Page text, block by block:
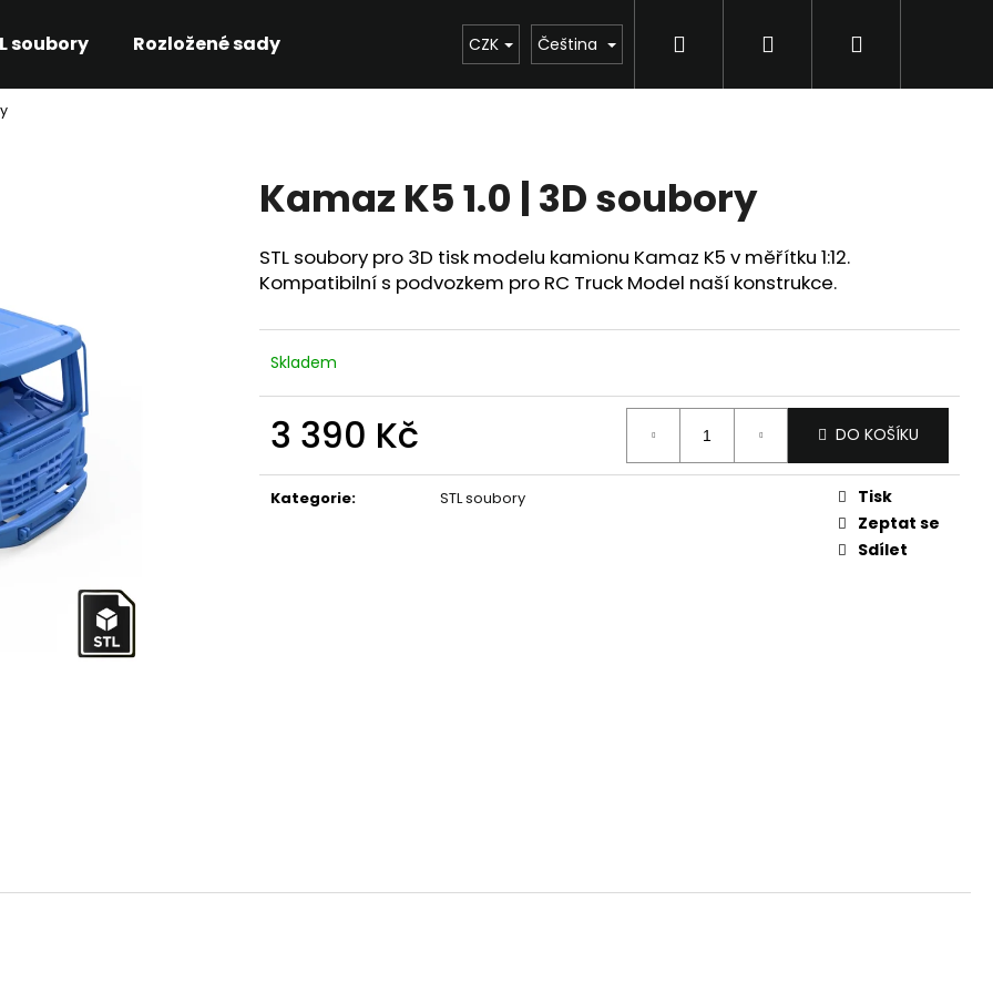
soubory Rozložené sady CZK Čeština Přihlášení
Kamaz K5 1.0 | 3D soubory
STL soubory pro 3D tisk modelu kamionu Kamaz K5 v měřítku 1:12.
Kompatibilní s podvozkem pro RC Truck Model naší konstrukce.
Skladem
3 390 Kč
cena:
DO KOŠÍKU
Kategorie: STL soubory
Tisk
Zeptat se
Sdílet
HLEDAT